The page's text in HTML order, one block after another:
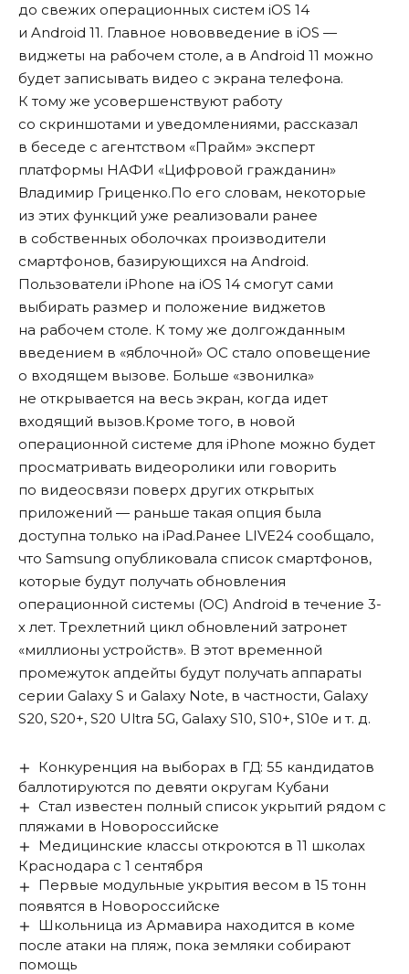
до свежих операционных систем iOS 14
и Android 11. Главное нововведение в iOS —
виджеты на рабочем столе, а в Android 11 можно
будет записывать видео с экрана телефона.
К тому же усовершенствуют работу
со скриншотами и уведомлениями, рассказал
в беседе с агентством «Прайм» эксперт
платформы НАФИ «Цифровой гражданин»
Владимир Гриценко.По его словам, некоторые
из этих функций уже реализовали ранее
в собственных оболочках производители
смартфонов, базирующихся на Android.
Пользователи iPhone на iOS 14 смогут сами
выбирать размер и положение виджетов
на рабочем столе. К тому же долгожданным
введением в «яблочной» ОС стало оповещение
о входящем вызове. Больше «звонилка»
не открывается на весь экран, когда идет
входящий вызов.Кроме того, в новой
операционной системе для iPhone можно будет
просматривать видеоролики или говорить
по видеосвязи поверх других открытых
приложений — раньше такая опция была
доступна только на iPad.Ранее LIVE24 сообщало,
что Samsung опубликовала список смартфонов,
которые будут получать обновления
операционной системы (ОС) Android в течение 3-
х лет. Трехлетний цикл обновлений затронет
«миллионы устройств». В этот временной
промежуток апдейты будут получать аппараты
серии Galaxy S и Galaxy Note, в частности, Galaxy
S20, S20+, S20 Ultra 5G, Galaxy S10, S10+, S10e и т. д.
Конкуренция на выборах в ГД: 55 кандидатов
баллотируются по девяти округам Кубани
Стал известен полный список укрытий рядом с
пляжами в Новороссийске
Медицинские классы откроются в 11 школах
Краснодара с 1 сентября
Первые модульные укрытия весом в 15 тонн
появятся в Новороссийске
Школьница из Армавира находится в коме
после атаки на пляж, пока земляки собирают
помощь